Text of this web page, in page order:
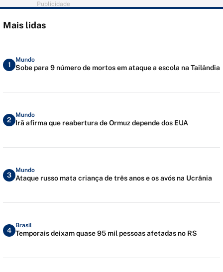
Publicidade
Mais lidas
1
Mundo
Sobe para 9 número de mortos em ataque a escola na Tailândia
2
Mundo
Irã afirma que reabertura de Ormuz depende dos EUA
3
Mundo
Ataque russo mata criança de três anos e os avós na Ucrânia
4
Brasil
Temporais deixam quase 95 mil pessoas afetadas no RS